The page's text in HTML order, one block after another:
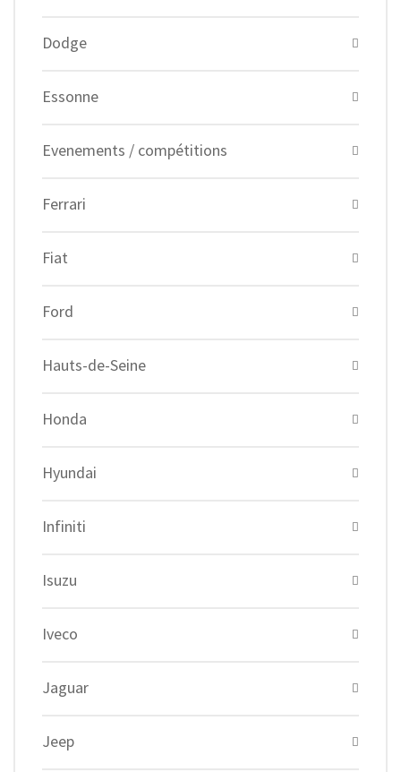
Dodge
Essonne
Evenements / compétitions
Ferrari
Fiat
Ford
Hauts-de-Seine
Honda
Hyundai
Infiniti
Isuzu
Iveco
Jaguar
Jeep